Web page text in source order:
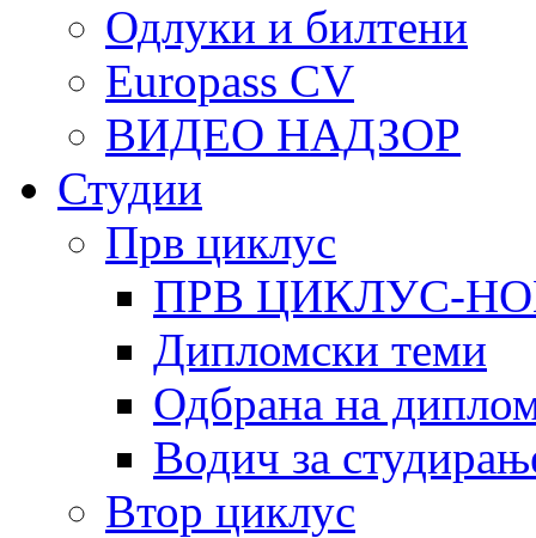
Одлуки и билтени
Europass CV
ВИДЕО НАДЗОР
Студии
Прв циклус
ПРВ ЦИКЛУС-
Дипломски теми
Одбрана на
Водич за
Втор циклус